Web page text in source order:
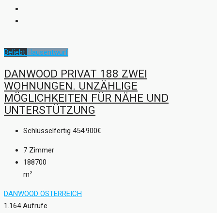
Beliebt Hausentwurf
DANWOOD PRIVAT 188 ZWEI
WOHNUNGEN. UNZÄHLIGE
MÖGLICHKEITEN FÜR NÄHE UND
UNTERSTÜTZUNG
Schlüsselfertig 454.900€
7 Zimmer
188700
m²
DANWOOD ÖSTERREICH
1.164 Aufrufe